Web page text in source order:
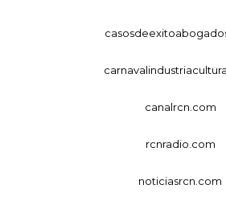
canalrcn.com
rcnradio.com
noticiasrcn.com